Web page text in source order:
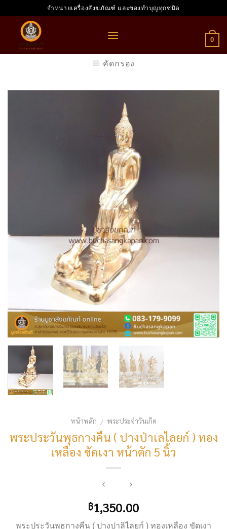
to
content
จำหน่ายเครื่องสังฆภัณฑ์ และของทำบุญทุกชนิด
0
คัดกรอง
หน้าหลัก / พระประจำวันเกิด
พระประวันพุธกางคืน ( ปางป่าเลไลยก์ ) ทอง
เหลือง ขัดเงา หน้าตัก 5 นิ้ว
฿1,350.00
พระประวันพุธกางคืน ( ปางปาลิไลยก์ ) ทองเหลือง ขัดเงา